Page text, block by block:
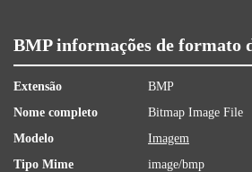
BMP informações de formato
Extensão
BMP
Nome completo
Bitmap Image File
Modelo
Imagem
Tipo Mime
image/bmp